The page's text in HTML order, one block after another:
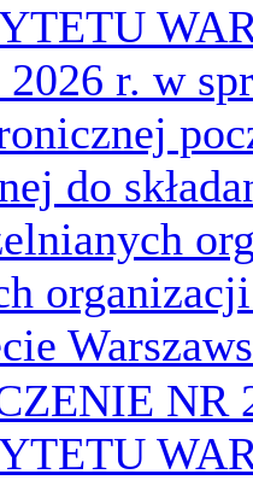
r. w
do
NR